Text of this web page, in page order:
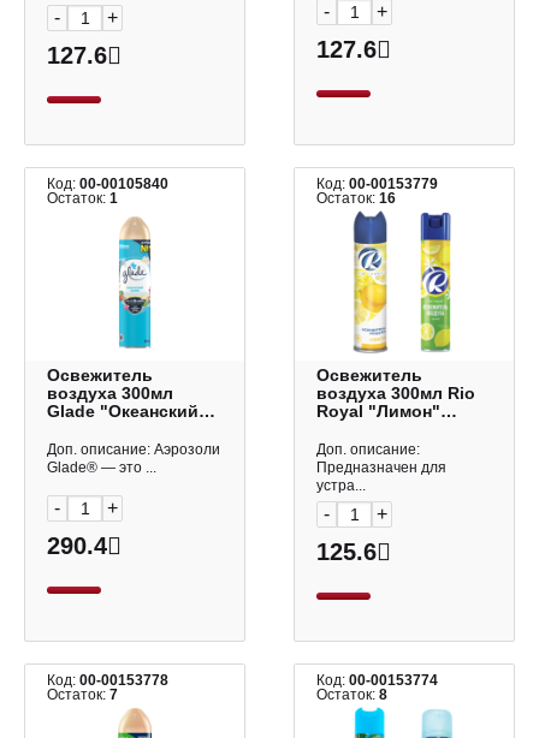
- +
127.6
- +
127.6
Код: 00-00105840
Остаток: 1
Освежитель
воздуха 300мл
Glade "Океанский
261916
Доп. описание: Аэрозоли
Glade® — это ...
- +
290.4
Код:00-00153779
Остаток:16
Освежитель
воздуха 300мл Rio
Royal "Лимон"
Доп. описание:
Предназначен для
устра...
- +
125.6
Код: 00-00153778
Остаток: 7
Код:00-00153774
Остаток:8